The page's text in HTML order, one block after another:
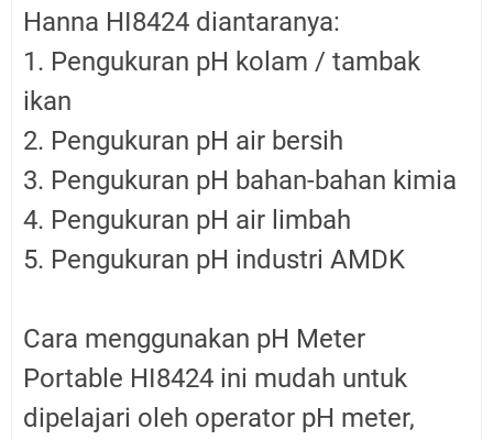
Hanna HI8424 diantaranya:
1. Pengukuran pH kolam / tambak
ikan
2. Pengukuran pH air bersih
3. Pengukuran pH bahan-bahan kimia
4. Pengukuran pH air limbah
5. Pengukuran pH industri AMDK
Cara menggunakan pH Meter
Portable HI8424 ini mudah untuk
dipelajari oleh operator pH meter,